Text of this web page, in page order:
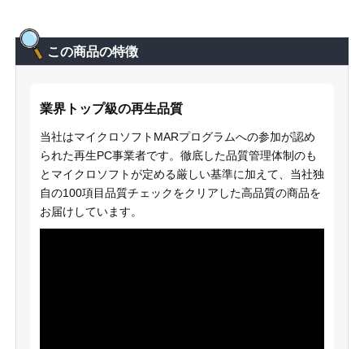
この商品の特徴
業界トップ級の再生品質
当社はマイクロソフトMARプログラムへの参加が認め
られた再生PC事業者です。徹底した品質管理体制のも
とマイクロソフトが定める厳しい基準に加えて、当社独
自の100項目品質チェックをクリアした高品質の商品を
お届けしています。